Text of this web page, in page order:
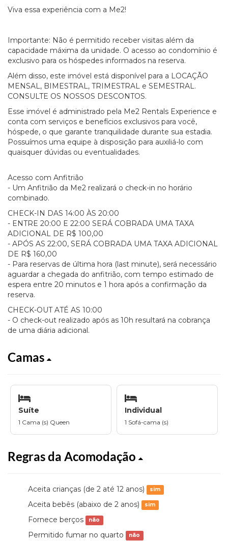
Viva essa experiência com a Me2!
Importante: Não é permitido receber visitas além da
capacidade máxima da unidade. O acesso ao condomínio é
exclusivo para os hóspedes informados na reserva.
Além disso, este imóvel está disponível para a LOCAÇÃO
MENSAL, BIMESTRAL, TRIMESTRAL e SEMESTRAL.
CONSULTE OS NOSSOS DESCONTOS.
Esse imóvel é administrado pela Me2 Rentals Experience e
conta com serviços e benefícios exclusivos para você,
hóspede, o que garante tranquilidade durante sua estadia.
Possuímos uma equipe à disposição para auxiliá-lo com
quaisquer dúvidas ou eventualidades.
Acesso com Anfitrião
- Um Anfitrião da Me2 realizará o check-in no horário
combinado.
CHECK-IN DAS 14:00 ÀS 20:00
- ENTRE 20:00 E 22:00 SERÁ COBRADA UMA TAXA
ADICIONAL DE R$ 100,00
- APÓS AS 22:00, SERÁ COBRADA UMA TAXA ADICIONAL
DE R$ 160,00
- Para reservas de última hora (last minute), será necessário
aguardar a chegada do anfitrião, com tempo estimado de
espera entre 20 minutos e 1 hora após a confirmação da
reserva.
CHECK-OUT ATÉ AS 10:00
- O check-out realizado após as 10h resultará na cobrança
de uma diária adicional.
Camas
Suíte
1 Cama (s) Queen
Individual
1 Sofá-cama (s)
Regras da Acomodação
Aceita crianças (de 2 até 12 anos) sim
Aceita bebês (abaixo de 2 anos) sim
Fornece berços não
Permitido fumar no quarto não